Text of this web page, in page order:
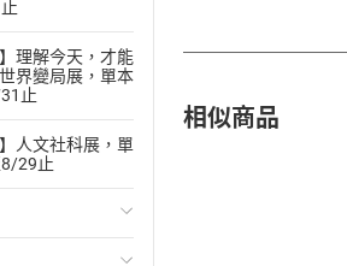
】理解今天，才能
界變局展，單本
止
人文社科展，單
29止
相似商品